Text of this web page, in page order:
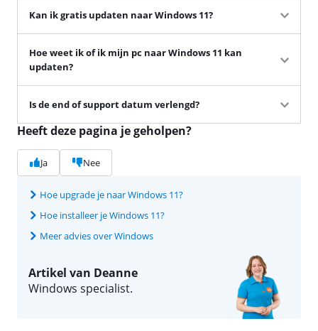
Kan ik gratis updaten naar Windows 11?
Hoe weet ik of ik mijn pc naar Windows 11 kan
updaten?
Is de end of support datum verlengd?
Heeft deze pagina je geholpen?
Ja Nee
Hoe upgrade je naar Windows 11?
Hoe installeer je Windows 11?
Meer advies over Windows
Artikel van Deanne
Windows specialist.